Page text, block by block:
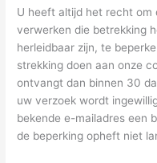
U heeft altijd het recht om
verwerken die betrekking
herleidbaar zijn, te
strekking doen aan onze
ontvangt dan binnen 30
uw verzoek wordt
bekende e-mailadres een
de beperking opheft niet